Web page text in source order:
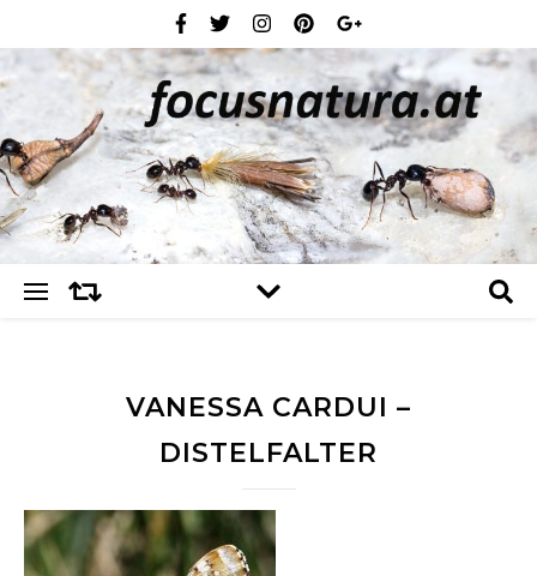
VANESSA CARDUI –
DISTELFALTER